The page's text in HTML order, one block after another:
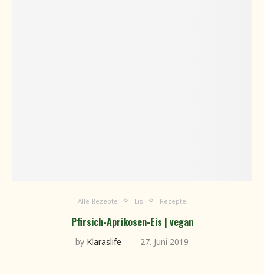
Alle Rezepte Eis Rezepte
Pfirsich-Aprikosen-Eis | vegan
by Klaraslife 27. Juni 2019